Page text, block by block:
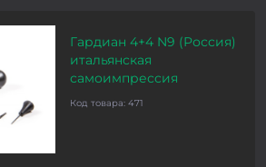
Гардиан 4+4 N9 (Россия)
итальянская
самоимпрессия
Код товара: 471